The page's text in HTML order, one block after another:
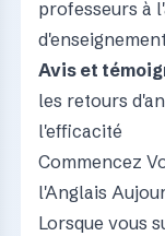
professeurs à
Avis et
les retours
l'efficacité
Commencez
l'Anglais
Lorsque vous